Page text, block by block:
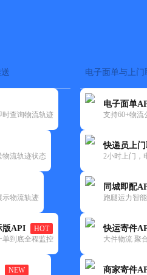
查询物流轨迹
流轨迹状态
示物流轨迹
版API
HOT
单到底全程监控
NEW
电子面单与上门
电子面单
支持60+物流
快递员上
2小时上门，
同城即配
跑腿运力智
快运寄件
大件物流 聚
商家寄件
快运大全 快递时效
旗
11-26 00:00:00